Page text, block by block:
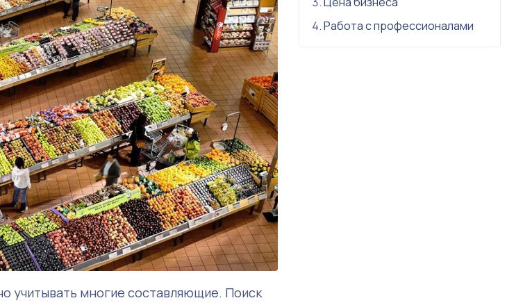
учитывать многие составляющие. Поиск
Работа с профессионалами